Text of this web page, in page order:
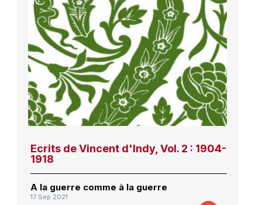
Ecrits de Vincent d'Indy, Vol. 2 : 1904-
1918
A la guerre comme à la guerre
17 Sep 2021